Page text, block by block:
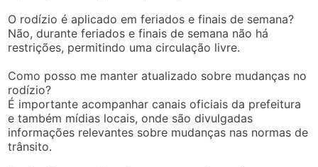
O rodízio é aplicado em feriados e finais de semana?
Não, durante feriados e finais de semana não há
restrições, permitindo uma circulação livre.
Como posso me manter atualizado sobre mudanças no
rodízio?
É importante acompanhar canais oficiais da prefeitura
e também mídias locais, onde são divulgadas
informações relevantes sobre mudanças nas normas de
trânsito.